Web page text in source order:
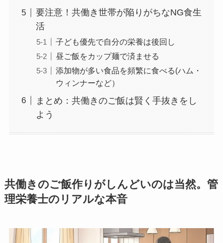
要注意！共働き世帯が陥りがちなNG食生
活
子ども優先で自分の栄養は後回し
昼ご飯をカップ麺で済ませる
添加物が多い食品を頻繁に食べる(ハム・
ウィンナーなど）
まとめ：共働きのご飯は賢く手抜きをし
よう
共働きのご飯作りがしんどいのは当然。管
理栄養士のリアルな本音